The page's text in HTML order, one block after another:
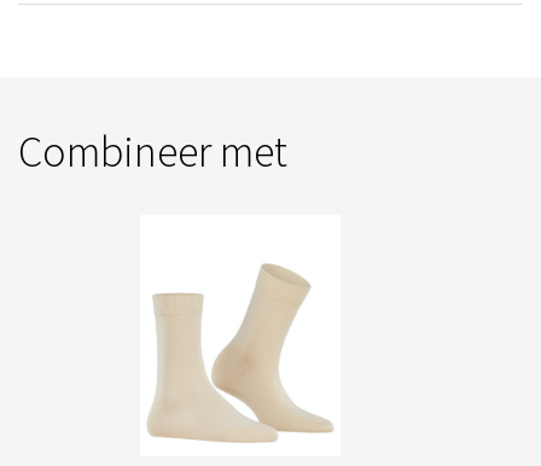
Combineer met